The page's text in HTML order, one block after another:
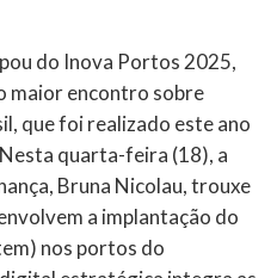
do Inova Portos 2025,
maior encontro sobre
que foi realizado este ano
quarta-feira (18), a
Bruna Nicolau, trouxe
a implantação do
nos portos do